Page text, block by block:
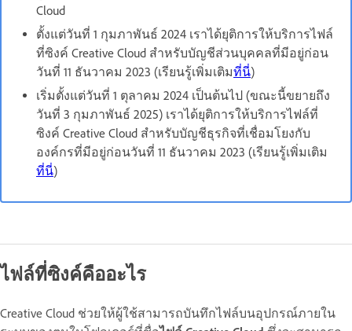
Cloud
ตั้งแต่วันที่ 1 กุมภาพันธ์ 2024 เราได้ยุติการให้บริการไฟล์
ที่ซิงค์ Creative Cloud สำหรับบัญชีส่วนบุคคลที่มีอยู่ก่อน
วันที่ 11 ธันวาคม 2023 (เรียนรู้เพิ่มเติมที่นี่)
เริ่มตั้งแต่วันที่ 1 ตุลาคม 2024 เป็นต้นไป (ขณะนี้ขยายถึง
วันที่ 3 กุมภาพันธ์ 2025) เราได้ยุติการให้บริการไฟล์ที่
ซิงค์ Creative Cloud สำหรับบัญชีธุรกิจที่เชื่อมโยงกับ
องค์กรที่มีอยู่ก่อนวันที่ 11 ธันวาคม 2023 (เรียนรู้เพิ่มเติม
ที่นี่)
ไฟล์ที่ซิงค์คืออะไร
Creative Cloud ช่วยให้ผู้ใช้สามารถบันทึกไฟล์บนอุปกรณ์ภายใน